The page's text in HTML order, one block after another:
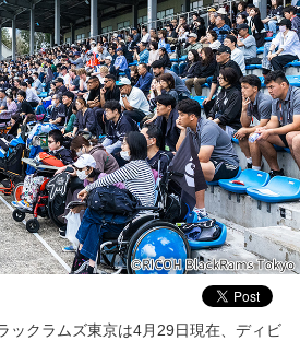
ックラムズ東京は4月29日現在、ディビ